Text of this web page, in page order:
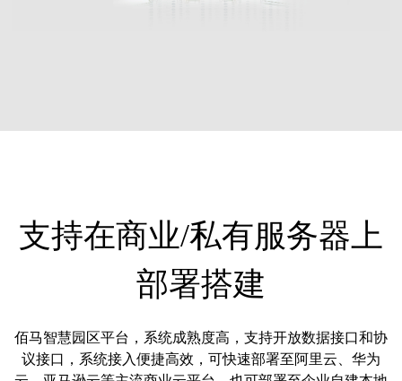
支持在商业/私有服务器上
部署搭建
佰马智慧园区平台，系统成熟度高，支持开放数据接口和协
议接口，系统接入便捷高效，可快速部署至阿里云、华为